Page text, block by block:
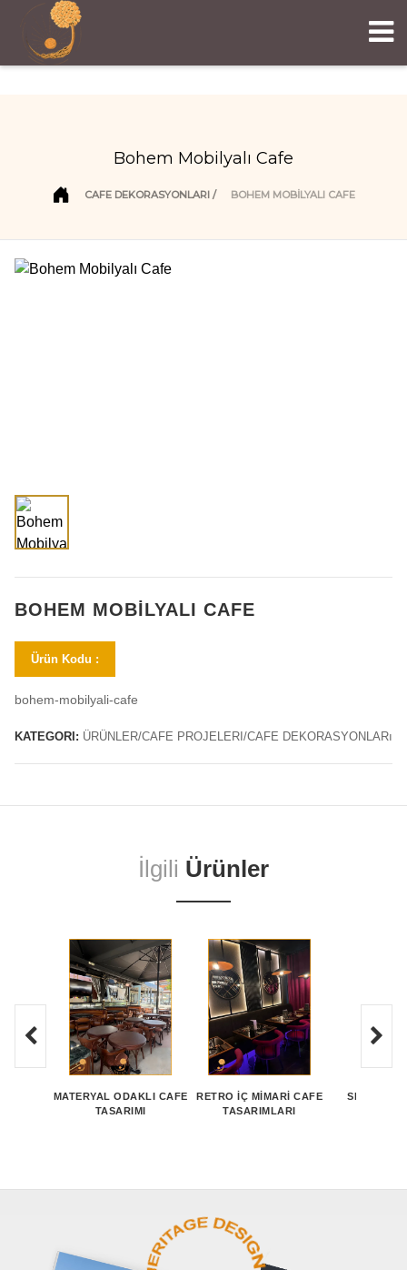
Bohem Mobilyalı Cafe
CAFE DEKORASYONLARI BOHEM MOBILYALI CAFE
BOHEM MOBILYALI CAFE
Ürün Kodu :
bohem-mobilyali-cafe
KATEGORI: ÜRÜNLER/CAFE PROJELERI/CAFE DEKORASYONLARı
İlgili Ürünler
MATERYAL ODAKLI CAFE
TASARIMI
RETRO İÇ MIMARI CAFE
TASARIMLARI
SESSIZ